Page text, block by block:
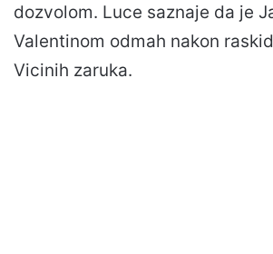
dozvolom. Luce saznaje da je
Valentinom odmah nakon
Vicinih zaruka.